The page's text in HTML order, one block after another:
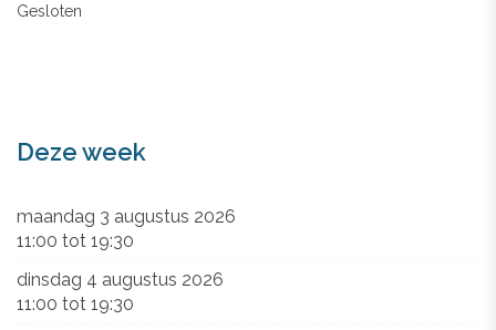
Gesloten
Deze week
maandag 3 augustus 2026
11:00 tot 19:30
dinsdag 4 augustus 2026
11:00 tot 19:30